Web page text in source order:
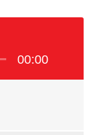
00:00